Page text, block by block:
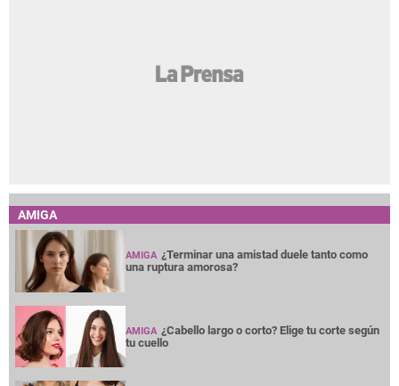
AMIGA
AMIGA ¿Terminar una amistad duele tanto como
una ruptura amorosa?
AMIGA ¿Cabello largo o corto? Elige tu corte según
tu cuello